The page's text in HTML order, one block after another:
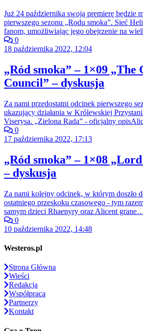
Już 24 października swoją premierę będzie
pierwszego sezonu „Rodu smoka”. Sieć
fanom, umożliwiając jego obejrzenie na
0
18 października 2022, 12:04
„Ród smoka” – 1×09 „The
Council” – dyskusja
Za nami przedostatni odcinek pierwszego
ukazujący działania w Królewskiej
Viserysa. „Zielona Rada” - oficjalny
0
17 października 2022, 17:13
„Ród smoka” – 1×08
– dyskusja
Za nami kolejny odcinek, w którym doszło
ostatniego przeskoku czasowego - tym
samym dzieci Rhaenyry oraz Alicent
0
10 października 2022, 14:48
Westeros.pl
Strona Główna
Wieści
Redakcja
Współpraca
Partnerzy
Kontakt